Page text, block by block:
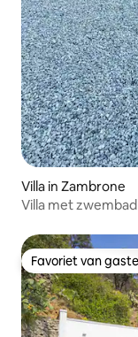
Villa in Zambrone
Villa met
Favoriet van
Favoriet van